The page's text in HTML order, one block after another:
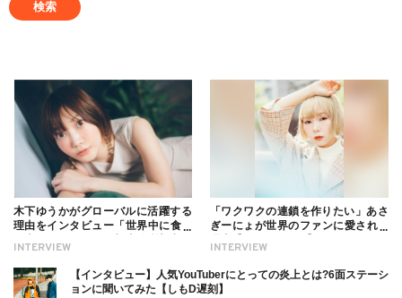
INTERVIEW
木下ゆうかがグローバルに活躍する
理由をインタビュー「世界中に食べ
ついても
INTERVIEW
「ワクワクの連鎖を作りたい」あさ
ぎーにょが世界のファンに愛される
【インタビュー】人気YouTuberにとっての炎上とは?6面ステーシ
ョンに聞いてみた【しもD遅刻】